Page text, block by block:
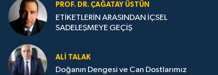
PROF. DR. ÇAĞATAY ÜSTÜN
ETİKETLERİN ARASINDAN İÇSEL
SADELEŞMEYE GEÇİŞ
ALI TALAK
Doğanın Dengesi ve Can Dostlarımız